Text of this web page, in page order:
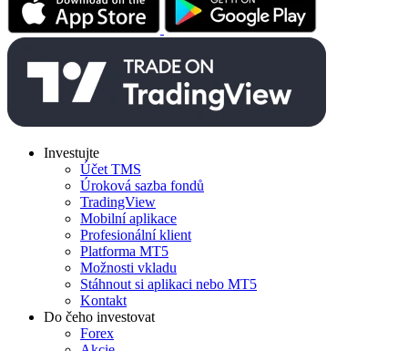
Investujte
Účet TMS
Úroková sazba fondů
TradingView
Mobilní aplikace
Profesionální klient
Platforma MT5
Možnosti vkladu
Stáhnout si aplikaci nebo MT5
Kontakt
Do čeho investovat
Forex